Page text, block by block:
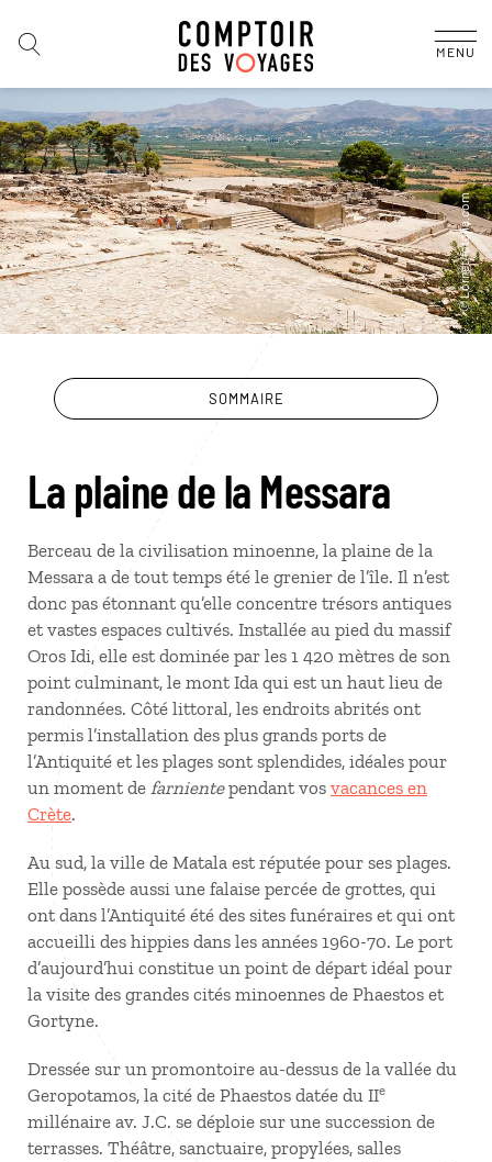
MENU
SOMMAIRE
La plaine de la Messara
Berceau de la civilisation minoenne, la plaine de la
Messara a de tout temps été le grenier de l’île. Il n’est
donc pas étonnant qu’elle concentre trésors antiques
et vastes espaces cultivés. Installée au pied du massif
Oros Idi, elle est dominée par les 1 420 mètres de son
point culminant, le mont Ida qui est un haut lieu de
randonnées. Côté littoral, les endroits abrités ont
permis l’installation des plus grands ports de
l’Antiquité et les plages sont splendides, idéales pour
un moment de farnientependant vos vacances en
Crète.
Au sud, la ville de Matala est réputée pour ses plages.
Elle possède aussi une falaise percée de grottes, qui
ont dans l’Antiquité été des sites funéraires et qui ont
accueilli des hippies dans les années 1960-70. Le port
d’aujourd’hui constitue un point de départ idéal pour
la visite des grandes cités minoennes de Phaestos et
Gortyne.
Dressée sur un promontoire au-dessus de la vallée du
Geropotamos, la cité de Phaestos datée du IIe
millénaire av. J.C. se déploie sur une succession de
terrasses. Théâtre, sanctuaire, propylées, salles